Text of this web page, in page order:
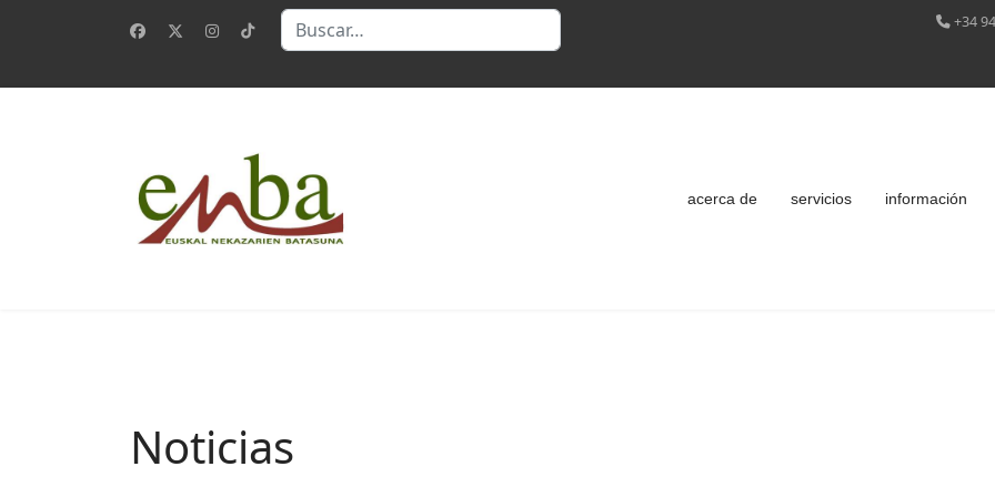
Buscar +34
acerca de servicios información
Noticias